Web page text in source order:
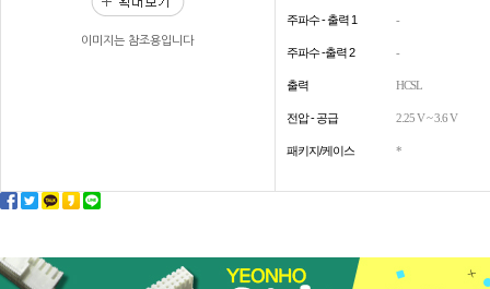
이미지는 참조용입니다
주파수 - 출력 1 -
주파수 -출력 2 -
출력 HCSL
전압 - 공급 2.25 V ~ 3.6 V
패키지/케이스 *